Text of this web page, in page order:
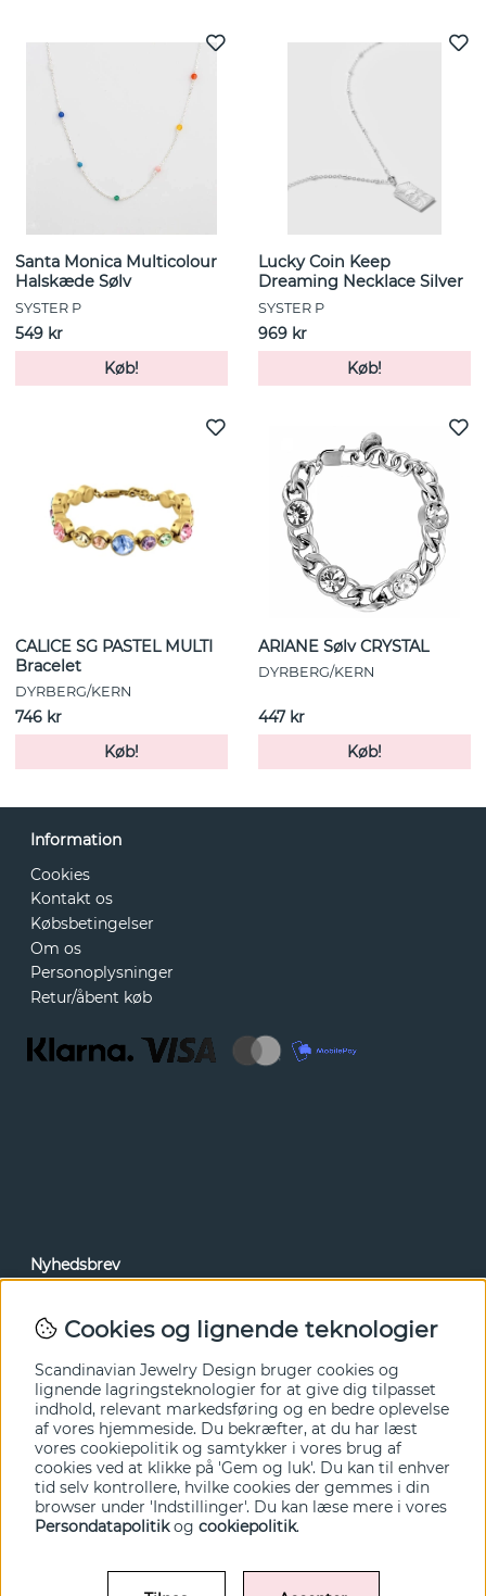
Santa Monica Multicolour
Halskæde Sølv
SYSTER P
549 kr
Køb!
Lucky Coin Keep
Dreaming Necklace Silver
SYSTER P
969 kr
Køb!
CALICE SG PASTEL MULTI
Bracelet
DYRBERG/KERN
746 kr
Køb!
ARIANE Sølv CRYSTAL
DYRBERG/KERN
447 kr
Køb!
Information
Cookies
Kontakt os
Købsbetingelser
Om os
Personoplysninger
Retur/åbent køb
Nyhedsbrev
tilbud før alle andre. Tilmeld dig herunder.
Ja tak!
Cookies og lignende teknologier
Scandinavian Jewelry Design bruger cookies og
lignende lagringsteknologier for at give dig tilpasset
indhold, relevant markedsføring og en bedre oplevelse
af vores hjemmeside. Du bekræfter, at du har læst
vores cookiepolitik og samtykker i vores brug af
cookies ved at klikke på 'Gem og luk'. Du kan til enhver
tid selv kontrollere, hvilke cookies der gemmes i din
browser under 'Indstillinger'. Du kan læse mere i vores
Persondatapolitikog cookiepolitik.